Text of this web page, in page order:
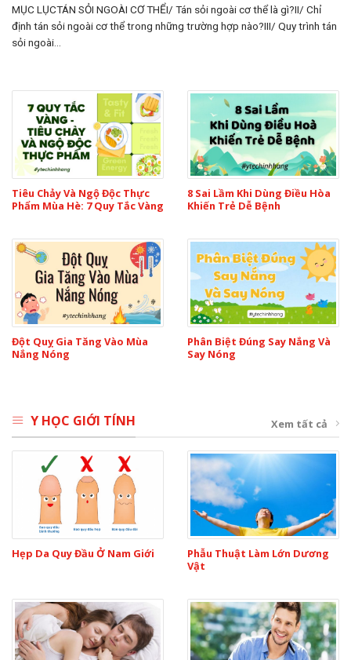
MỤC LỤCTÁN SỎI NGOÀI CƠ THỂI/ Tán sỏi ngoài cơ thể là gì?II/ Chỉ
định tán sỏi ngoài cơ thể trong những trường hợp nào?III/ Quy trình tán
sỏi ngoài...
Tiêu Chảy Và Ngộ Độc Thực
Phẩm Mùa Hè: 7 Quy Tắc Vàng
8 Sai Lầm Khi Dùng Điều Hòa
Khiến Trẻ Dễ Bệnh
Đột Quỵ Gia Tăng Vào Mùa
Nắng Nóng
Phân Biệt Đúng Say Nắng Và
Say Nóng
Y HỌC GIỚI TÍNH Xem tất cả
Hẹp Da Quy Đầu Ở Nam Giới
Phẫu Thuật Làm Lớn Dương
Vật